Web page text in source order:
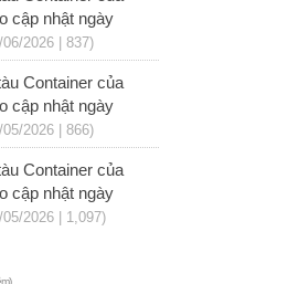
cập nhật ngày
06/2026 | 837)
Container của
cập nhật ngày
05/2026 | 866)
Container của
cập nhật ngày
05/2026 | 1,097)